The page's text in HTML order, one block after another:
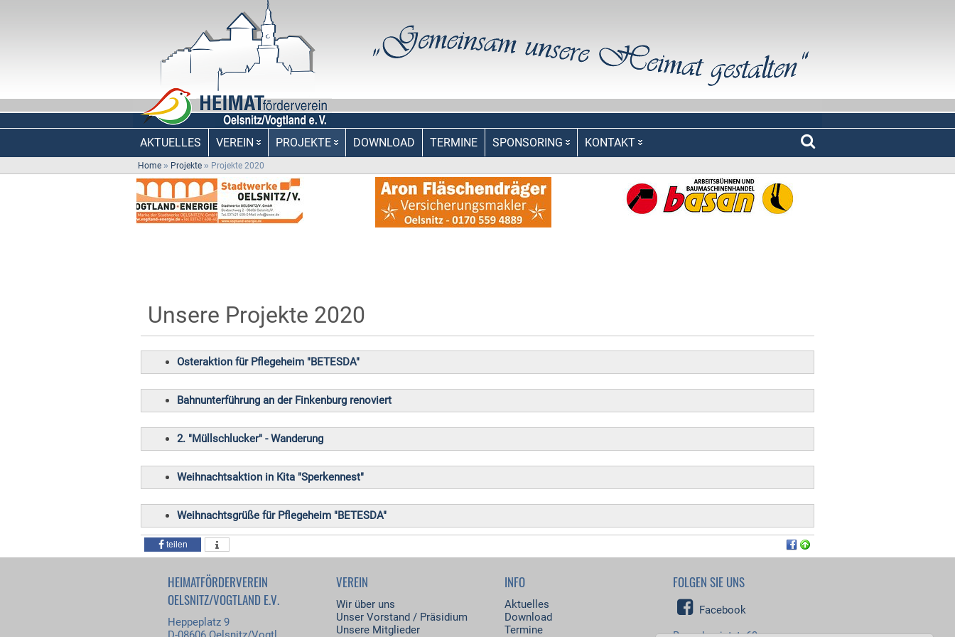
AKTUELLES VEREIN PROJEKTE DOWNLOAD TERMINE SPONSORING KONTAKT
Home » Projekte » Projekte 2020
Unsere Projekte 2020
Osteraktion für Pflegeheim "BETESDA"
Bahnunterführung an der Finkenburg renoviert
2. "Müllschlucker" - Wanderung
Weihnachtsaktion in Kita "Sperkennest"
Weihnachtsgrüße für Pflegeheim "BETESDA"
teilen
HEIMATFÖRDERVEREIN
OELSNITZ/VOGTLAND E.V.
Heppeplatz 9
VEREIN
Wir über uns
Unser Vorstand / Präsidium
Unsere Mitglieder
INFO
Aktuelles
Download
Termine
FOLGEN SIE UNS
Facebook